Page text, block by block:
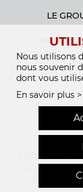
Nous utilisons
nous souvenir
dont vous
En savoir plus >
LE
NOS
Gestion des
Politique de